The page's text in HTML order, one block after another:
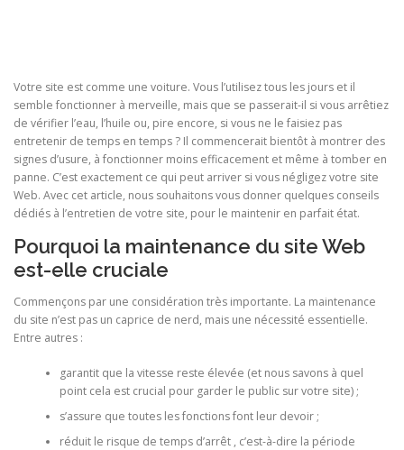
Votre site est comme une voiture. Vous l’utilisez tous les jours et il
semble fonctionner à merveille, mais que se passerait-il si vous arrêtiez
de vérifier l’eau, l’huile ou, pire encore, si vous ne le faisiez pas
entretenir de temps en temps ? Il commencerait bientôt à montrer des
signes d’usure, à fonctionner moins efficacement et même à tomber en
panne. C’est exactement ce qui peut arriver si vous négligez votre site
Web. Avec cet article, nous souhaitons vous donner quelques conseils
dédiés à l’entretien de votre site, pour le maintenir en parfait état.
Pourquoi la maintenance du site Web
est-elle cruciale
Commençons par une considération très importante. La maintenance
du site n’est pas un caprice de nerd, mais une nécessité essentielle.
Entre autres :
garantit que la vitesse reste élevée (et nous savons à quel
point cela est crucial pour garder le public sur votre site) ;
s’assure que toutes les fonctions font leur devoir ;
réduit le risque de temps d’arrêt , c’est-à-dire la période